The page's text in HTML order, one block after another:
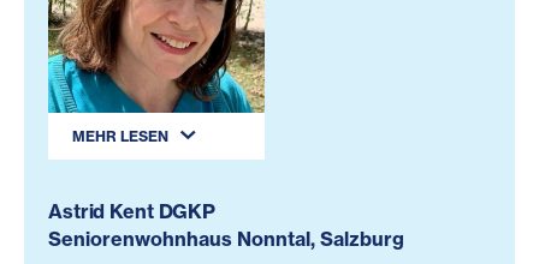
MEHR LESEN
Astrid Kent DGKP
Seniorenwohnhaus Nonntal, Salzburg